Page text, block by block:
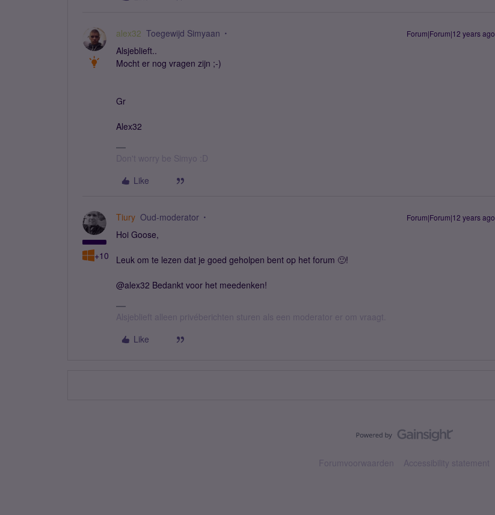
alex32 Toegewijd Simyaan Forum|Forum|12 years ago
Alsjeblieft..
Mocht er nog vragen zijn ;-)
Gr
Alex32
Don't worry be Simyo :D
Like
+10
Tiury Oud-moderator Forum|Forum|12 years ago
Hoi Goose,
Leuk om te lezen dat je goed geholpen bent op het forum 🙂!
@alex32 Bedankt voor het meedenken!
Alsjeblieft alleen privéberichten sturen als een moderator er om vraagt.
Like
Forumvoorwaarden Accessibility statement